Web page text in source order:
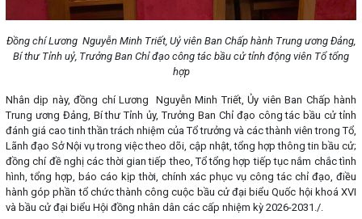
Đồng chí Lương Nguyễn Minh Triết, Uỷ viên Ban Chấp hành Trung ương Đảng,
Bí thư Tỉnh uỷ, Trưởng Ban Chỉ đạo công tác bầu cử tỉnh động viên Tổ tổng
hợp
Nhân dịp này, đồng chí Lương Nguyễn Minh Triết, Ủy viên Ban Chấp hành
Trung ương Đảng, Bí thư Tỉnh ủy, Trưởng Ban Chỉ đạo công tác bầu cử tỉnh
đánh giá cao tinh thần trách nhiệm của Tổ trưởng và các thành viên trong Tổ,
Lãnh đạo Sở Nội vụ trong việc theo dõi, cập nhật, tổng hợp thông tin bầu cử;
đồng chí đề nghị các thời gian tiếp theo, Tổ tổng hợp tiếp tục nắm chắc tình
hình, tổng hợp, báo cáo kịp thời, chính xác phục vụ công tác chỉ đạo, điều
hành góp phần tổ chức thành công cuộc bầu cử đại biểu Quốc hội khoá XVI
và bầu cử đại biểu Hội đồng nhân dân các cấp nhiệm kỳ 2026-2031./.